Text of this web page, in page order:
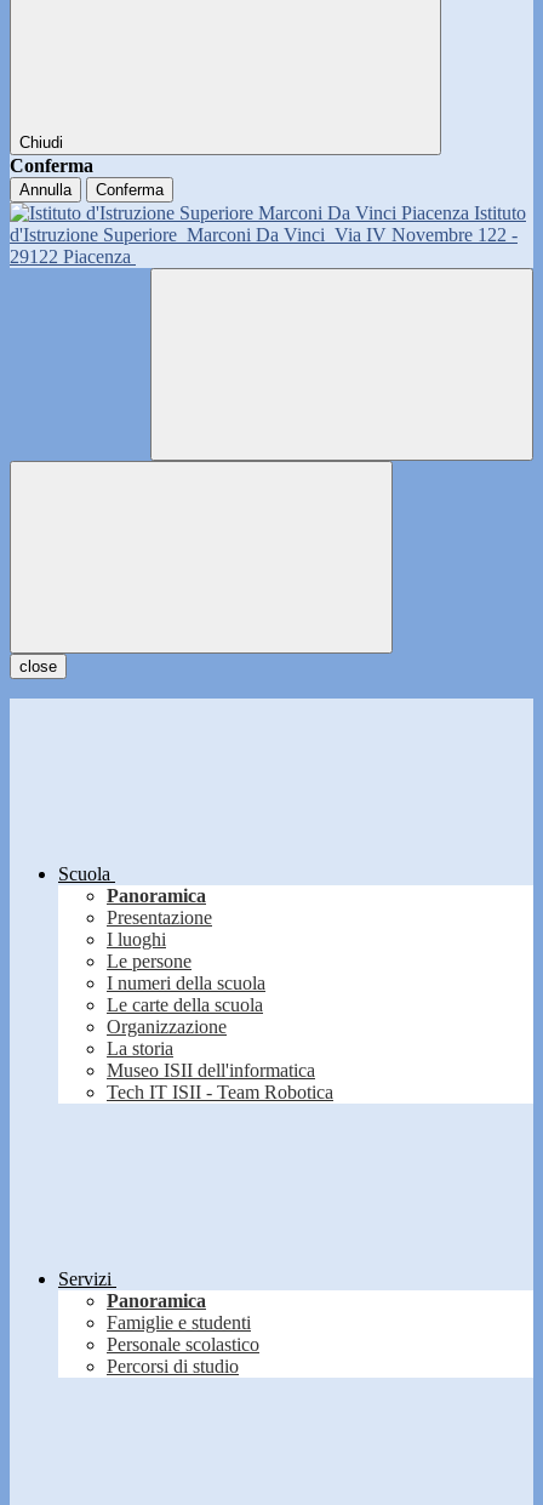
Chiudi
Conferma
Annulla Conferma
Istituto
d'Istruzione Superiore Marconi Da Vinci Via IV Novembre 122 -
29122 Piacenza
close
Scuola
Panoramica
Presentazione
I luoghi
Le persone
I numeri della scuola
Le carte della scuola
Organizzazione
La storia
Museo ISII dell'informatica
Tech IT ISII - Team Robotica
Servizi
Panoramica
Famiglie e studenti
Personale scolastico
Percorsi di studio